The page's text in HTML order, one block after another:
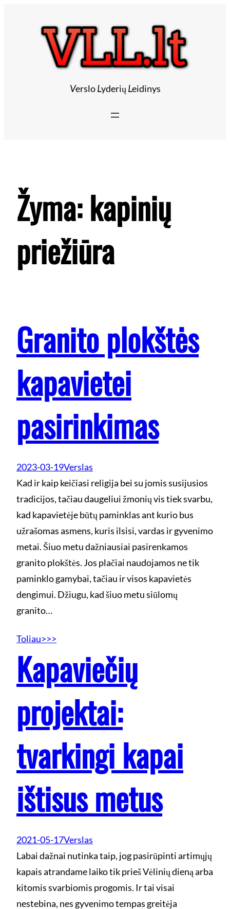
VersloLyderių Leidinys
Žyma:kapinių
priežiūra
Granito plokštės
kapavietei
pasirinkimas
2023-03-19Verslas
Kad ir kaip keičiasi religija bei su jomis susijusios
tradicijos, tačiau daugeliui žmonių vis tiek svarbu,
kad kapavietėje būtų paminklas ant kurio bus
užrašomas asmens, kuris ilsisi, vardas ir gyvenimo
metai. Šiuo metu dažniausiai pasirenkamos
granito plokštės. Jos plačiai naudojamos ne tik
paminklo gamybai, tačiau ir visos kapavietės
dengimui. Džiugu, kad šiuo metu siūlomų
granito…
Toliau>>>
Kapaviečių
projektai:
tvarkingi kapai
ištisus metus
2021-05-17Verslas
Labai dažnai nutinka taip, jog pasirūpinti artimųjų
kapais atrandame laiko tik prieš Vėlinių dieną arba
kitomis svarbiomis progomis. Ir tai visai
nestebina, nes gyvenimo tempas greitėja